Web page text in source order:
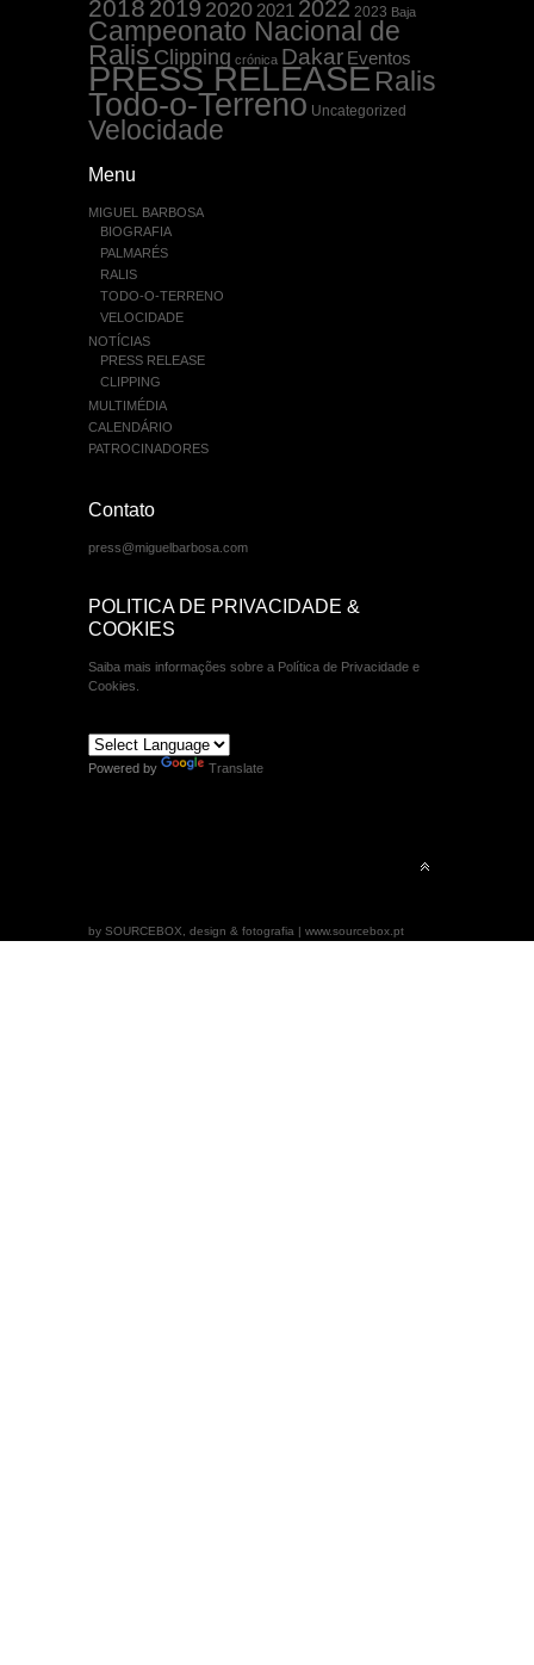
2018 2019 2020 2021 2022 2023 Baja
Campeonato Nacional de
Ralis Clipping crónica Dakar Eventos
PRESS RELEASE Ralis
Todo-o-Terreno Uncategorized
Velocidade
Menu
MIGUEL BARBOSA
BIOGRAFIA
PALMARÉS
RALIS
TODO-O-TERRENO
VELOCIDADE
NOTÍCIAS
PRESS RELEASE
CLIPPING
MULTIMÉDIA
CALENDÁRIO
PATROCINADORES
Contato
press@miguelbarbosa.com
POLITICA DE PRIVACIDADE &
COOKIES
Saiba mais informações sobre a Política de Privacidade e
Cookies.
Powered by Translate
by SOURCEBOX, design & fotografia | www.sourcebox.pt